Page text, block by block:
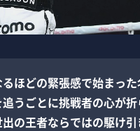
ほどの緊張感で始まった
うごとに挑戦者の心が折
の王者ならではの駆け